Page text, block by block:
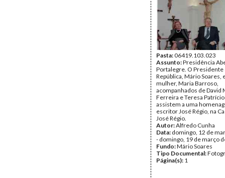
Pasta:06419.103.023
Assunto:Presidência
Portalegre. O Presidente
República, Mário Soares,
mulher, Maria Barroso,
acompanhados de David
Ferreira e Teresa
assistem a uma
escritor José Régio, na
José Régio.
Autor:Alfredo Cunha
Data: domingo, 12 de
- domingo, 19 de março
Fundo:Mário Soares
Tipo Documental:
Página(s): 1